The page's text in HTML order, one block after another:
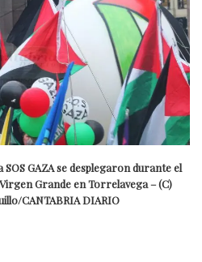
GAZA se desplegaron durante el
Grande en Torrelavega – (C)
CANTABRIA DIARIO